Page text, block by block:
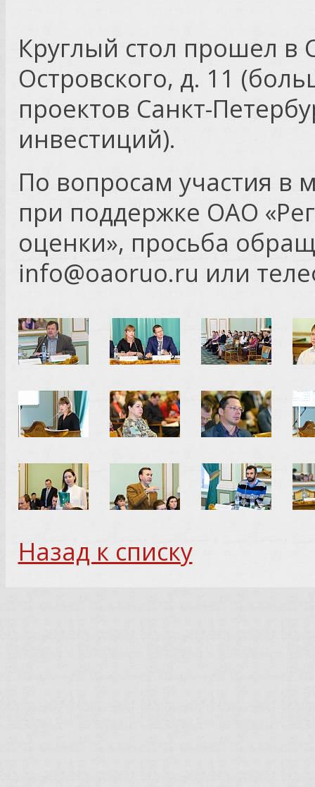
Круглый стол прошел в
Островского, д. 11
проектов Санкт-
инвестиций).
По вопросам участия в
при поддержке ОАО
оценки», просьба
info@oaoruo.ru или
Назад к списку